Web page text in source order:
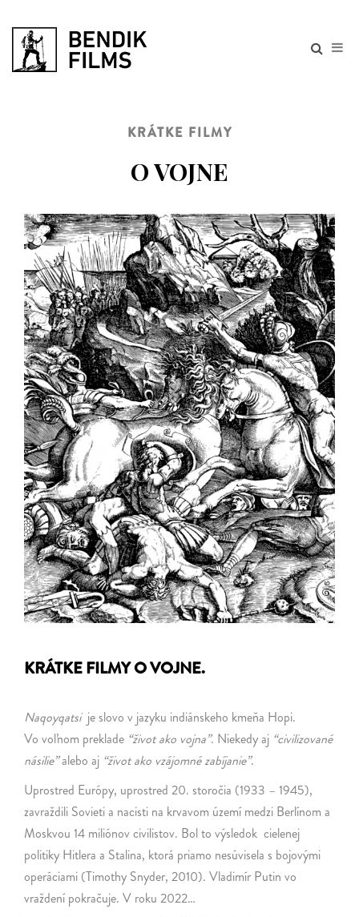
KRÁTKE FILMY
O VOJNE
KRÁTKE FILMY O VOJNE.
Naqoyqatsije slovo v jazyku indiánskeho kmeňa Hopi.
Vo voľnom preklade “život ako vojna”. Niekedy aj “civilizované
násilie”alebo aj “život ako vzájomné zabíjanie”.
Uprostred Európy, uprostred 20. storočia (1933 – 1945),
zavraždili Sovieti a nacisti na krvavom území medzi Berlínom a
Moskvou 14 miliónov civilistov. Bol to výsledok cielenej
politiky Hitlera a Stalina, ktorá priamo nesúvisela s bojovými
operáciami (Timothy Snyder, 2010). Vladimír Putin vo
vraždení pokračuje. V roku 2022…